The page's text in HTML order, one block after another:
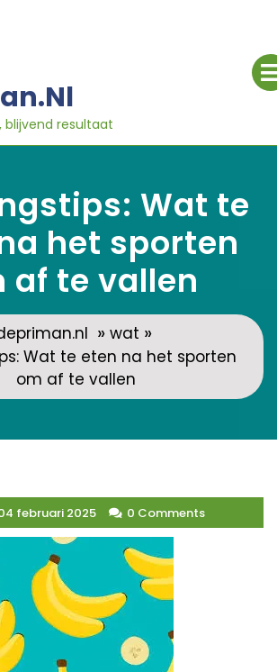
blijvend resultaat
Wat te
het sporten
af te vallen
» wat »
Wat te eten na het sporten
om af te vallen
februari 2025 0 Comments